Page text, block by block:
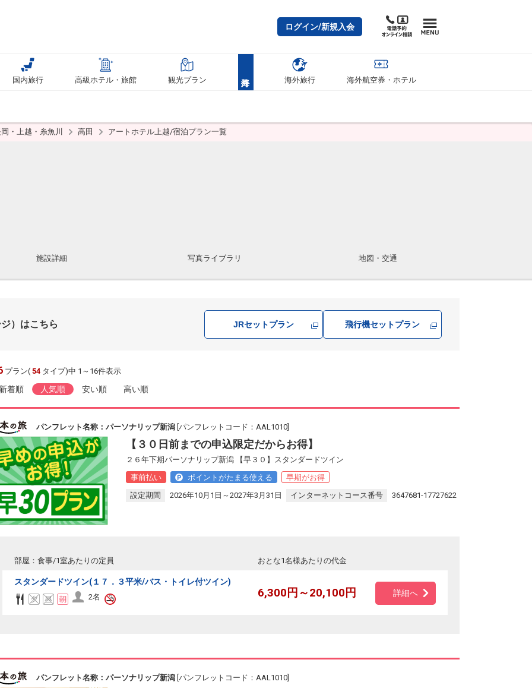
ログイン/新規入会
国内旅行 高級ホテル・旅館 観光プラン 海外旅行 海外航空券・ホテル
・上越・糸魚川 高田 アートホテル上越/宿泊プラン一覧
施設詳細 写真ライブラリ 地図・交通
）はこちら JRセットプラン 飛行機セットプラン
プラン( 54 タイプ)中 1～16件表示
着順 人気順 安い順 高い順
パンフレット名称：パーソナリップ新潟 [パンフレットコード：AAL1010]
【３０日前までの申込限定だからお得】
２６年下期パーソナリップ新潟 【早３０】スタンダードツイン
事前払い
ポイントがたまる使える
早期がお得
設定期間
2026年10月1日～2027年3月31日 インターネットコース番号 3647681-17727622
部屋：食事/1室あたりの定員 おとな1名様あたりの代金
スタンダードツイン(１７．３平米/バス・トイレ付ツイン)
2名 6,300円～20,100円 詳細へ
パンフレット名称：パーソナリップ新潟 [パンフレットコード：AAL1010]